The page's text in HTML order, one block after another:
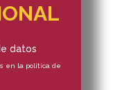
datos
en la política de